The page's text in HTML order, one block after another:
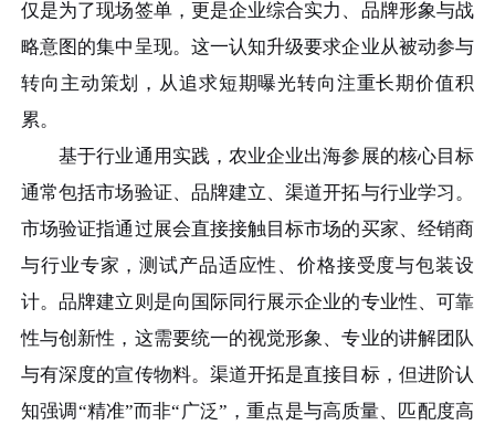
仅是为了现场签单，更是企业综合实力、品牌形象与战
略意图的集中呈现。这一认知升级要求企业从被动参与
转向主动策划，从追求短期曝光转向注重长期价值积
累。
基于行业通用实践，农业企业出海参展的核心目标
通常包括市场验证、品牌建立、渠道开拓与行业学习。
市场验证指通过展会直接接触目标市场的买家、经销商
与行业专家，测试产品适应性、价格接受度与包装设
计。品牌建立则是向国际同行展示企业的专业性、可靠
性与创新性，这需要统一的视觉形象、专业的讲解团队
与有深度的宣传物料。渠道开拓是直接目标，但进阶认
知强调“精准”而非“广泛”，重点是与高质量、匹配度高